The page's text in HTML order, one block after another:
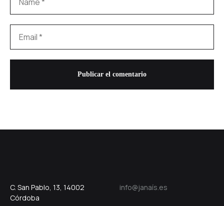
C. San Pablo, 13, 14002
Córdoba
info@janaís.es